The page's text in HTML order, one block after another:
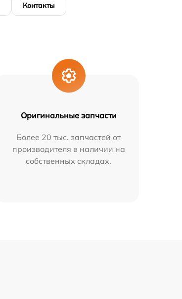
Контакты
Оригинальные запчасти
Более 20 тыс. запчастей от
производителя в наличии на
собственных складах.